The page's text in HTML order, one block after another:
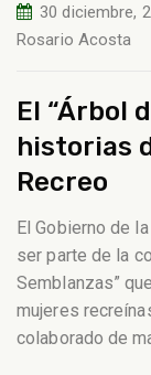
30 diciembre,
Rosario Acosta
El “Árbol
historias
Recreo
El Gobierno de
ser parte de la
Semblanzas”
mujeres
colaborado de